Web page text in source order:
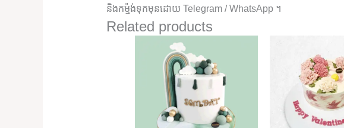
និងកម្ម៉ង់ទុកមុនដោយ Telegram / WhatsApp ។
Related products